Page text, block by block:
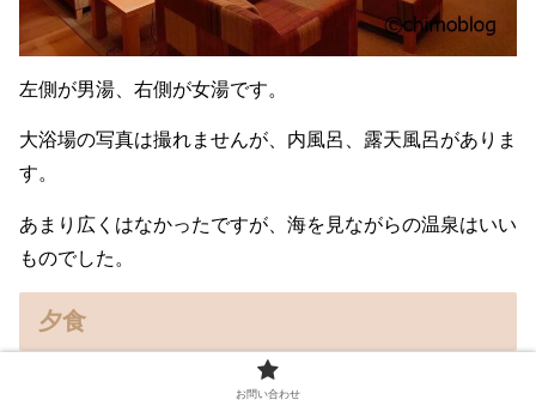
左側が男湯、右側が女湯です。
大浴場の写真は撮れませんが、内風呂、露天風呂がありま
す。
あまり広くはなかったですが、海を見ながらの温泉はいい
ものでした。
夕食
夕食の時間は、１７：３０～と１９：３０～の二部制で
お問い合わせ